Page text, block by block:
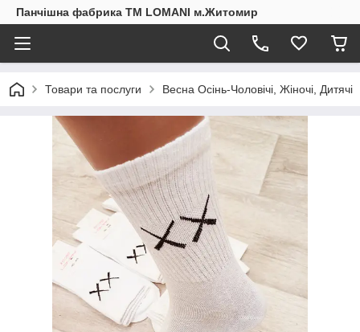
Панчішна фабрика ТМ LOMANI м.Житомир
Товари та послуги Весна Осінь-Чоловічі, Жіночі, Дитячі